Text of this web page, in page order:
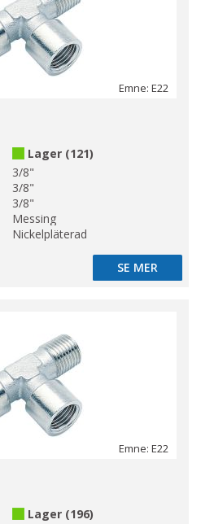
Emne: E22
Lager (121)
3/8"
3/8"
3/8"
Messing
Nickelpläterad
SE MER
SE MER
Emne: E22
Lager (196)